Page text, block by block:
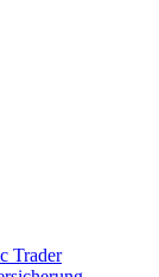
Trader